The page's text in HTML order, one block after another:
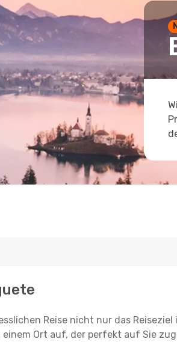
Reise nicht nur das
Ort auf, der perfekt auf Sie